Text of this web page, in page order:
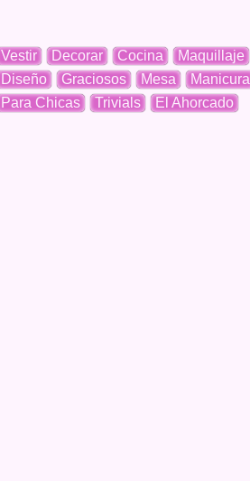
Vestir Decorar Cocina Maquillaje
Diseño
Graciosos Mesa Manicura
Para Chicas
Trivials El Ahorcado